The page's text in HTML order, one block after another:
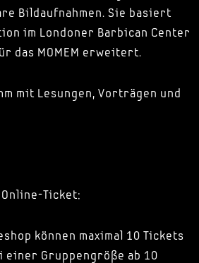
Bildaufnahmen. Sie basiert
im Londoner Barbican Center
das MOMEM erweitert.
mit Lesungen, Vorträgen und
Ticket:
können maximal 10 Tickets
einer Gruppengröße ab 10